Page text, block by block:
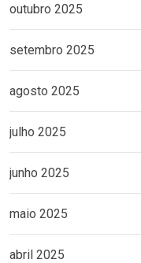
outubro 2025
setembro 2025
agosto 2025
julho 2025
junho 2025
maio 2025
abril 2025